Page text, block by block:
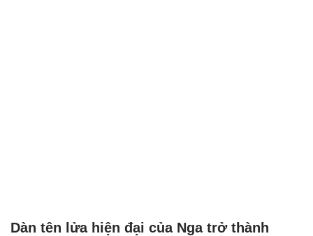
Dàn tên lửa hiện đại của Nga trở thành